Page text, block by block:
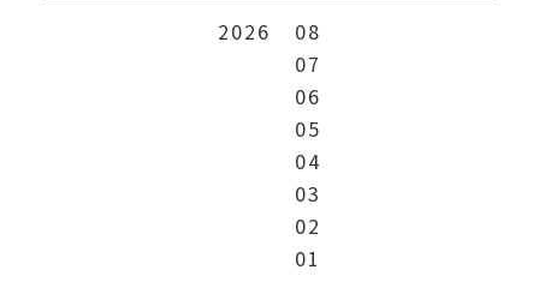
2026
08
07
06
05
04
03
02
01